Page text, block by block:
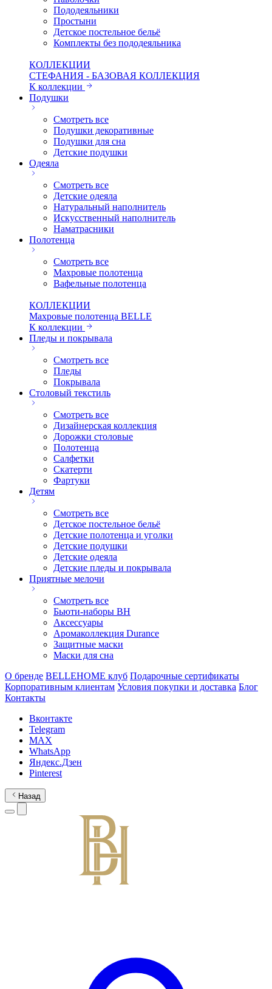
Пододеяльники
Простыни
Детское постельное бельё
Комплекты без пододеяльника
КОЛЛЕКЦИИ
СТЕФАНИЯ - БАЗОВАЯ КОЛЛЕКЦИЯ
К коллекции
Подушки
Смотреть все
Подушки декоративные
Подушки для сна
Детские подушки
Одеяла
Смотреть все
Детские одеяла
Натуральный наполнитель
Искуcственный наполнитель
Наматрасники
Полотенца
Смотреть все
Махровые полотенца
Вафельные полотенца
КОЛЛЕКЦИИ
Махровые полотенца BELLE
К коллекции
Пледы и покрывала
Смотреть все
Пледы
Покрывала
Столовый текстиль
Смотреть все
Дизайнерская коллекция
Дорожки столовые
Полотенца
Салфетки
Скатерти
Фартуки
Детям
Смотреть все
Детское постельное бельё
Детские полотенца и уголки
Детские подушки
Детские одеяла
Детские пледы и покрывала
Приятные мелочи
Смотреть все
Бьюти-наборы ВН
Аксессуары
Аромаколлекция Durance
Защитные маски
Маски для сна
О бренде BELLEHOME клуб Подарочные сертификаты
Корпоративным клиентам Условия покупки и доставка Блог
Контакты
Вконтакте
Telegram
MAX
WhatsApp
Яндекс.Дзен
Pinterest
Назад